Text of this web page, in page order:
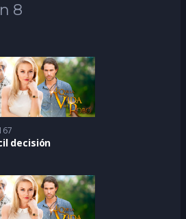
8
decisión